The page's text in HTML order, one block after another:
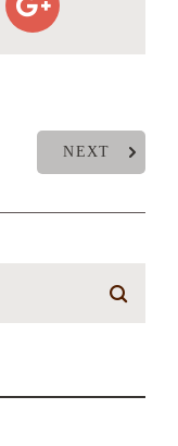
NEXT